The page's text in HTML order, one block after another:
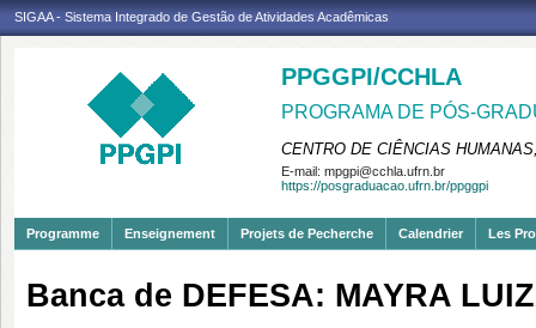
SIGAA - Sistema Integrado de Gestão de Atividades Acadêmicas
PPGGPI/CCHLA
PROGRAMA DE PÓS-
CENTRO DE CIÊNCIAS
E-mail: mpgpi@cchla.ufrn.br
https://posgraduacao.ufrn.br/ppggpi
Programme Enseignement Projets de Pecherche Calendrier Les
Banca de DEFESA: MAYRA